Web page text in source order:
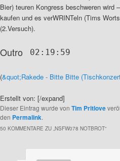
Bier) teuren Kongress beschweren wird
kaufen und es verWRINTeln (Tims
(2.Versuch).
Outro 02:19:59
(&quot;Rakede - Bitte Bitte
Erstellt von: [/expand]
Dieser Eintrag wurde von Tim Pritlove
den Permalink.
50 KOMMENTARE ZU „NSFW078 NOTBROT“